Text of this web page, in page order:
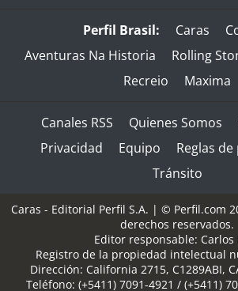
Perfil Brasil: Caras
Aventuras Na Historia
Rolling
Recreio
Maxima
Canales RSS Quienes Somos
Privacidad
Equipo
Reglas
Tránsito
Caras - Editorial Perfil S.A. | © Perfil.com
derechos reservados.
Editor responsable: Carlos
Registro de la propiedad intelectual
Dirección: California 2715, C1289ABI,
Teléfono: (+5411) 7091-4921 / (+5411)